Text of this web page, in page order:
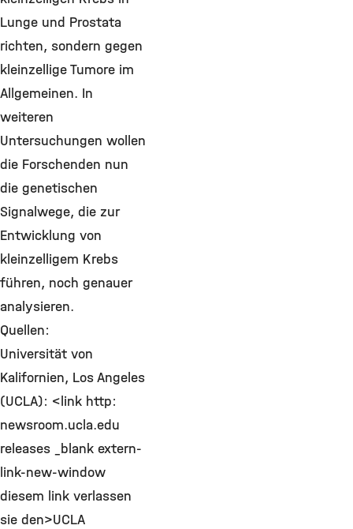
Lunge und Prostata
richten, sondern gegen
kleinzellige Tumore im
Allgemeinen. In
weiteren
Untersuchungen wollen
die Forschenden nun
die genetischen
Signalwege, die zur
Entwicklung von
kleinzelligem Krebs
führen, noch genauer
analysieren.
Quellen:
Universität von
Kalifornien, Los Angeles
(UCLA): <link http:
newsroom.ucla.edu
releases _blank extern-
link-new-window
diesem link verlassen
sie den>UCLA